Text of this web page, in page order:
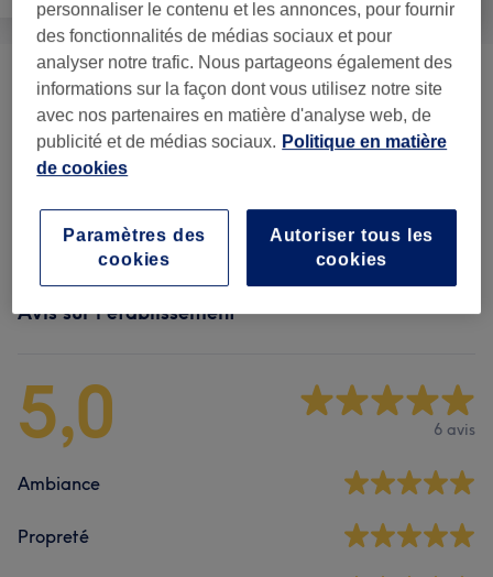
Soin Corps GUINOT (4) à partir de 75 €
Soin Corps Minceur Et Fermeté
GUINOT (3)
à partir de 75 €
Soin Du Visage GUINOT - Éclat 1) à partir de 120 €
Avis sur l'établissement
5,0 6 avis
Ambiance
Propreté
personnaliser le contenu et les annonces, pour fournir
des fonctionnalités de médias sociaux et pour
analyser notre trafic. Nous partageons également des
informations sur la façon dont vous utilisez notre site
avec nos partenaires en matière d'analyse web, de
publicité et de médias sociaux. Politique en matière
de cookies
Autoriser tous les
cookies
Paramètres des
cookies